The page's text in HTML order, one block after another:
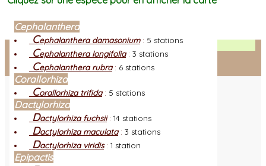
Facebook
Connexion adhérent
Cephalanthera
Cephalanthera damasonium: 5 stations
Cephalanthera longifolia: 3 stations
Cephalanthera rubra: 6 stations
Corallorhiza
Corallorhiza trifida: 5 stations
Dactylorhiza
Dactylorhiza fuchsii: 14 stations
Dactylorhiza maculata: 3 stations
Dactylorhiza viridis: 1 station
Epipactis